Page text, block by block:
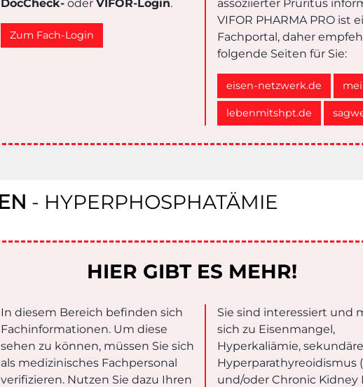
DocCheck-oder VIFOR-Login.
Zum Fach-Login
assoziierter Pruritus
VIFOR PHARMA PRO ist
Fachportal, daher
folgende Seiten für Sie:
eisen-netzwerk.de
lebenmitshpt.de
- HYPERPHOSPHATÄMIE
HIER GIBT ES MEHR!
In diesem Bereich befinden sich
Fachinformationen. Um diese
sehen zu können, müssen Sie sich
als medizinisches Fachpersonal
verifizieren. Nutzen Sie dazu Ihren
Sie sind interessiert und
sich zu Eisenmangel,
Hyperkaliämie,
Hyperparathyreoidismus
und/oder Chronic Kidney